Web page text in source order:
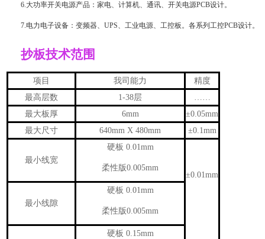
6.大功率开关电源产品：家电、计算机、通讯、开关电源PCB设计。
7.电力电子设备：变频器、UPS、工业电源、工控板。各系列工控PCB设计。
抄板技术范围
项目 我司能力
精度
最高层数
1-38层
……
最大板厚
6mm
±0.05mm
最大尺寸
640mm X 480mm ±0.1mm
最小线宽
硬板 0.01mm
柔性版0.005mm
±0.01mm
最小线隙
硬板 0.01mm
柔性版0.005mm
硬板 0.15mm